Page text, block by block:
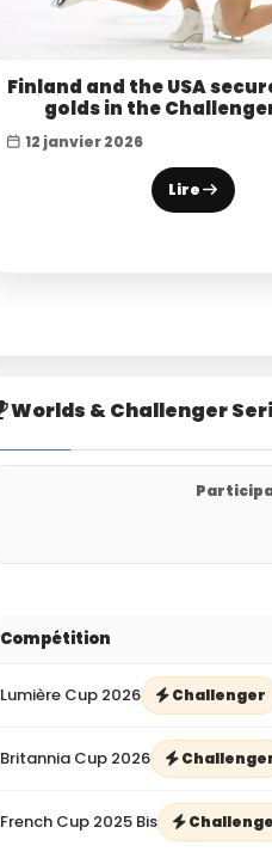
Finland and the USA
golds in the
12 janvier 2026
Lire
Worlds & Challenger
Compétition
Lumière Cup 2026 Challenger
Britannia Cup 2026
French Cup 2025 Bis